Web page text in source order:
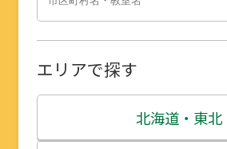
エリアで探す
北海道・東北